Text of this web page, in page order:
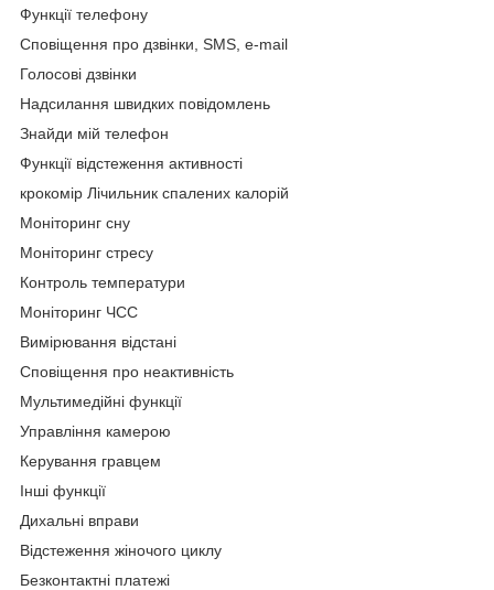
Функції телефону
Сповіщення про дзвінки, SMS, e-mail
Голосові дзвінки
Надсилання швидких повідомлень
Знайди мій телефон
Функції відстеження активності
крокомір Лічильник спалених калорій
Моніторинг сну
Моніторинг стресу
Контроль температури
Моніторинг ЧСС
Вимірювання відстані
Сповіщення про неактивність
Мультимедійні функції
Управління камерою
Керування гравцем
Інші функції
Дихальні вправи
Відстеження жіночого циклу
Безконтактні платежі